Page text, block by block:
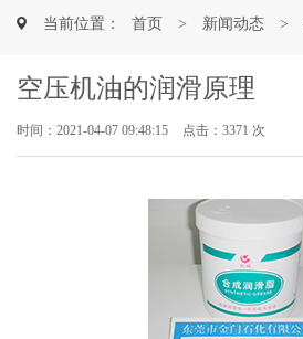
当前位置： 首页 > 新闻动态 >
空压机油的润滑原理
时间：2021-04-07 09:48:15 点击：3371 次